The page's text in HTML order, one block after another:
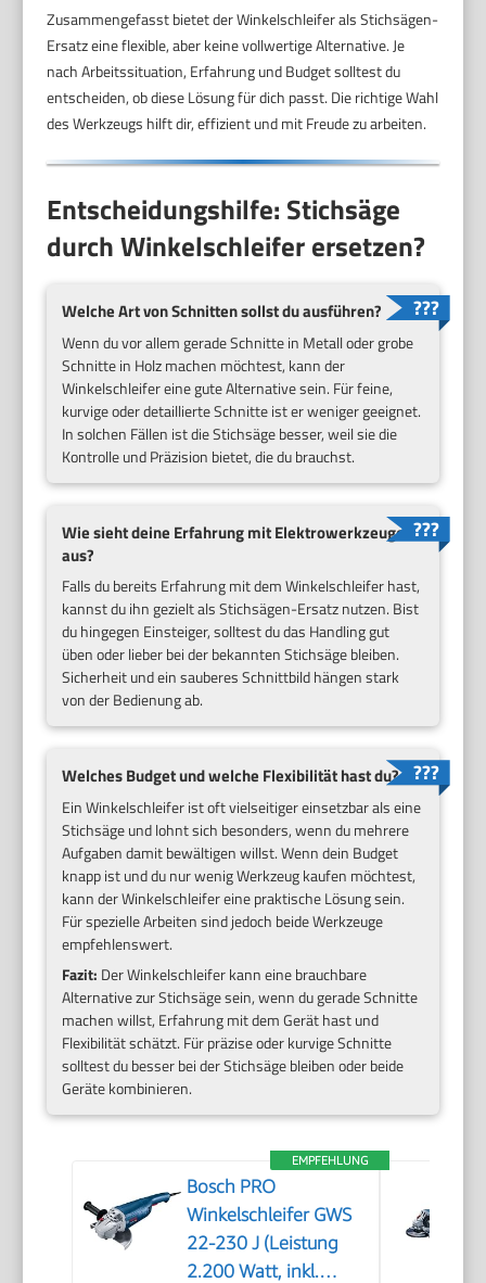
Zusammengefasst bietet der Winkelschleifer als Stichsägen-
Ersatz eine flexible, aber keine vollwertige Alternative. Je
nach Arbeitssituation, Erfahrung und Budget solltest du
entscheiden, ob diese Lösung für dich passt. Die richtige Wahl
des Werkzeugs hilft dir, effizient und mit Freude zu arbeiten.
Entscheidungshilfe: Stichsäge
durch Winkelschleifer ersetzen?
Welche Art von Schnitten sollst du ausführen?
Wenn du vor allem gerade Schnitte in Metall oder grobe
Schnitte in Holz machen möchtest, kann der
Winkelschleifer eine gute Alternative sein. Für feine,
kurvige oder detaillierte Schnitte ist er weniger geeignet.
In solchen Fällen ist die Stichsäge besser, weil sie die
Kontrolle und Präzision bietet, die du brauchst.
Wie sieht deine Erfahrung mit Elektrowerkzeugen
aus?
Falls du bereits Erfahrung mit dem Winkelschleifer hast,
kannst du ihn gezielt als Stichsägen-Ersatz nutzen. Bist
du hingegen Einsteiger, solltest du das Handling gut
üben oder lieber bei der bekannten Stichsäge bleiben.
Sicherheit und ein sauberes Schnittbild hängen stark
von der Bedienung ab.
Welches Budget und welche Flexibilität hast du?
Ein Winkelschleifer ist oft vielseitiger einsetzbar als eine
Stichsäge und lohnt sich besonders, wenn du mehrere
Aufgaben damit bewältigen willst. Wenn dein Budget
knapp ist und du nur wenig Werkzeug kaufen möchtest,
kann der Winkelschleifer eine praktische Lösung sein.
Für spezielle Arbeiten sind jedoch beide Werkzeuge
empfehlenswert.
Fazit: Der Winkelschleifer kann eine brauchbare
Alternative zur Stichsäge sein, wenn du gerade Schnitte
machen willst, Erfahrung mit dem Gerät hast und
Flexibilität schätzt. Für präzise oder kurvige Schnitte
solltest du besser bei der Stichsäge bleiben oder beide
Geräte kombinieren.
EMPFEHLUNG
Bosch PRO
Winkelschleifer GWS
22-230 J (Leistung
2.200 Watt, inkl.